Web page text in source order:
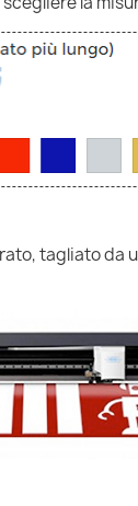
tagliato